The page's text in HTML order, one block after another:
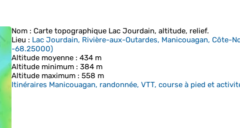
Nom : Carte topographique Lac Jourdain, altitude, relief.
Lieu : Lac Jourdain, Rivière-aux-Outardes, Manicouagan, Côte-
-68.25000)
Altitude moyenne : 434 m
Altitude minimum : 384 m
Altitude maximum : 558 m
Itinéraires Manicouagan, randonnée, VTT, course à pied et